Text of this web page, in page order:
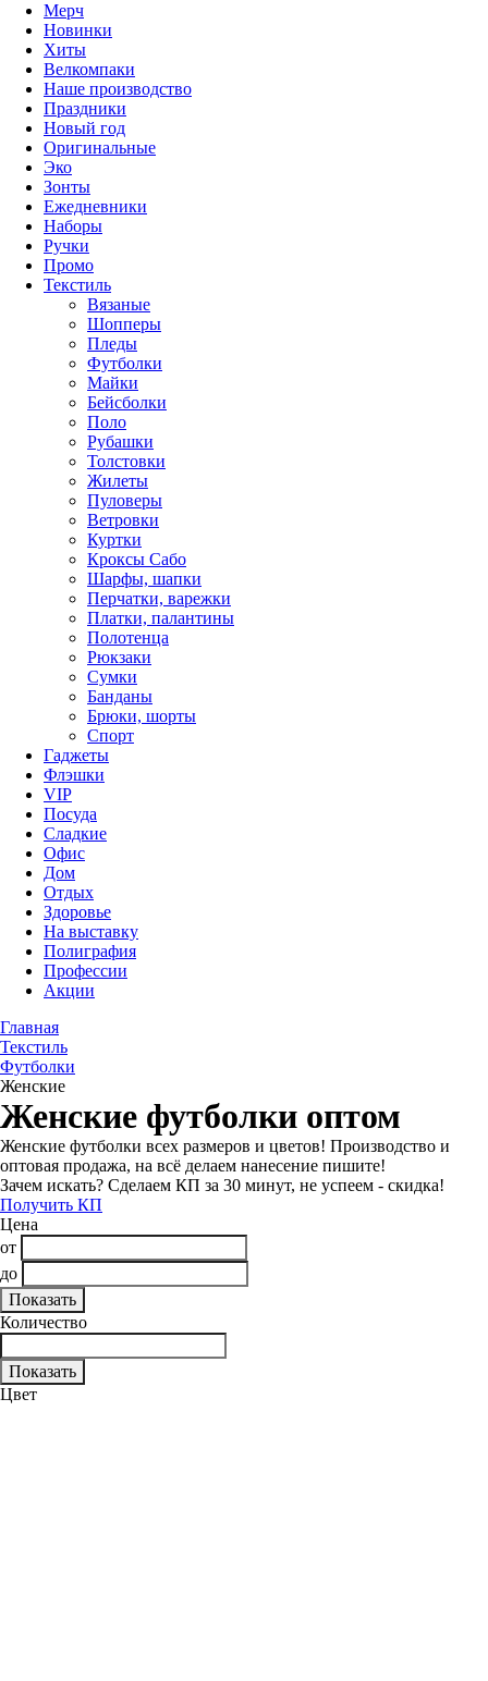
Мерч
Новинки
Хиты
Велкомпаки
Наше производство
Праздники
Новый год
Оригинальные
Эко
Зонты
Ежедневники
Наборы
Ручки
Промо
Текстиль
Вязаные
Шопперы
Пледы
Футболки
Майки
Бейсболки
Поло
Рубашки
Толстовки
Жилеты
Пуловеры
Ветровки
Куртки
Кроксы Сабо
Шарфы, шапки
Перчатки, варежки
Платки, палантины
Полотенца
Рюкзаки
Сумки
Банданы
Брюки, шорты
Спорт
Гаджеты
Флэшки
VIP
Посуда
Сладкие
Офис
Дом
Отдых
Здоровье
На выставку
Полиграфия
Профессии
Акции
Главная
Текстиль
Футболки
Женские
Женские футболки оптом
Женские футболки всех размеров и цветов! Производство и
оптовая продажа, на всё делаем нанесение пишите!
Зачем искать? Сделаем КП за 30 минут, не успеем - скидка!
Получить КП
Цена
от
до
Количество
Цвет